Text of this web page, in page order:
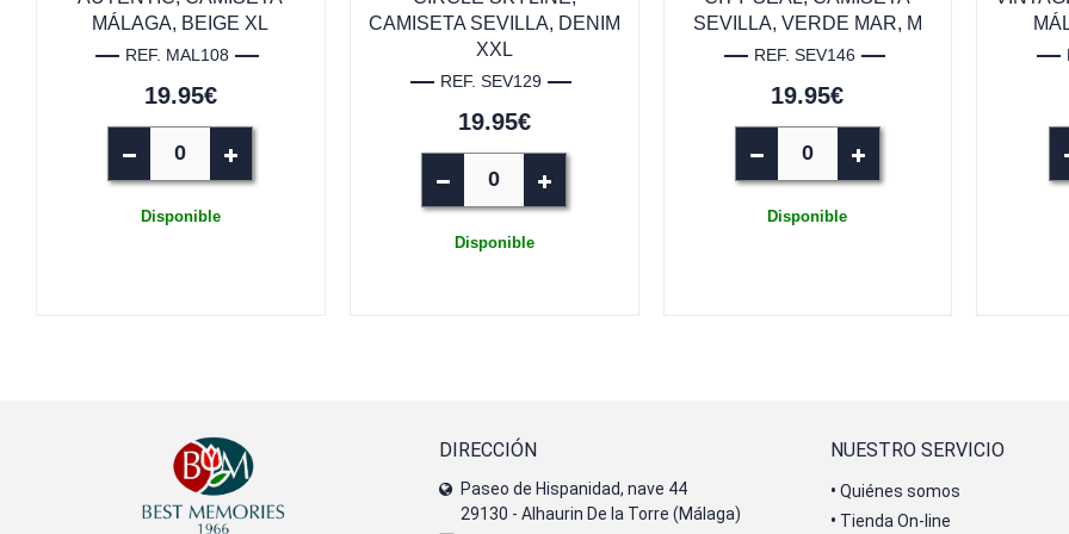
MÁLAGA, BEIGE XL
REF. MAL108
19.95€
Disponible
CAMISETA SEVILLA, DENIM
XXL
REF. SEV129
19.95€
Disponible
SEVILLA, VERDE MAR, M
REF. SEV146
19.95€
Disponible
DIRECCIÓN
Paseo de Hispanidad, nave 44
29130 - Alhaurin De la Torre (Málaga)
NUESTRO SERVICIO
• Quiénes somos
• Tienda On-line